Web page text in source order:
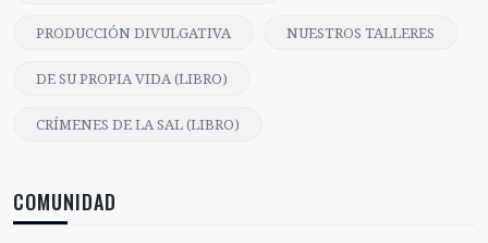
PRODUCCIÓN DIVULGATIVA NUESTROS TALLERES
DE SU PROPIA VIDA (LIBRO)
CRÍMENES DE LA SAL (LIBRO)
COMUNIDAD